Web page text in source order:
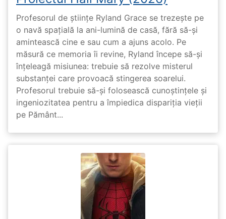
Profesorul de științe Ryland Grace se trezește pe
o navă spațială la ani-lumină de casă, fără să-și
amintească cine e sau cum a ajuns acolo. Pe
măsură ce memoria îi revine, Ryland începe să-și
înțeleagă misiunea: trebuie să rezolve misterul
substanței care provoacă stingerea soarelui.
Profesorul trebuie să-și folosească cunoștințele și
ingeniozitatea pentru a împiedica dispariția vieții
pe Pământ...